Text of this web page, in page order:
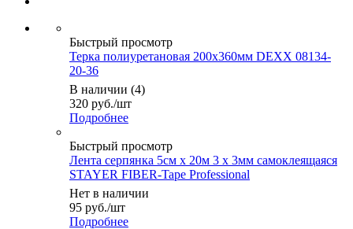
Быстрый просмотр
Терка полиуретановая 200х360мм DEXX 08134-
20-36
В наличии (4)
320 руб./шт
Подробнее
Быстрый просмотр
Лента серпянка 5см х 20м 3 х 3мм самоклеящаяся
STAYER FIBER-Tape Professional
Нет в наличии
95 руб./шт
Подробнее